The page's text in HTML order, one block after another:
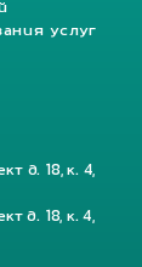
услуг
д. 18, к. 4,
д. 18, к. 4,